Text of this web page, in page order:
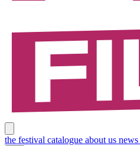
the festival catalogue about us news